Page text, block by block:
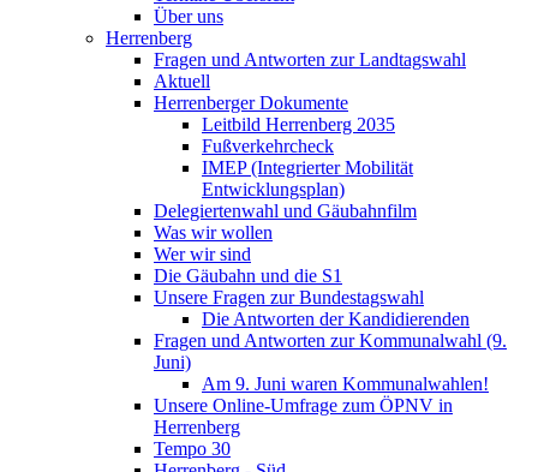
Über uns
Herrenberg
Fragen und Antworten zur Landtagswahl
Aktuell
Herrenberger Dokumente
Leitbild Herrenberg 2035
Fußverkehrcheck
IMEP (Integrierter Mobilität
Entwicklungsplan)
Delegiertenwahl und Gäubahnfilm
Was wir wollen
Wer wir sind
Die Gäubahn und die S1
Unsere Fragen zur Bundestagswahl
Die Antworten der Kandidierenden
Fragen und Antworten zur Kommunalwahl (9.
Juni)
Am 9. Juni waren Kommunalwahlen!
Unsere Online-Umfrage zum ÖPNV in
Herrenberg
Tempo 30